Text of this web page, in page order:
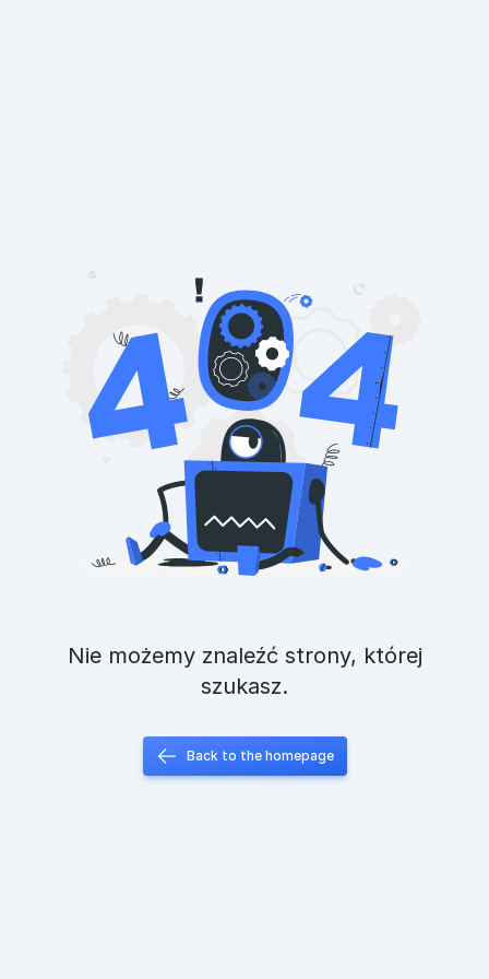
Nie możemy znaleźć strony, której
szukasz.
Back to the homepage